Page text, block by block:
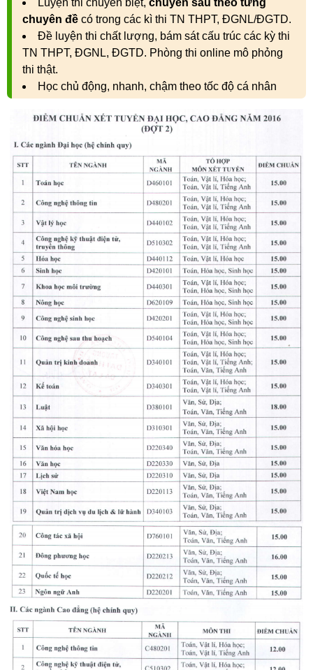
Luyện thi chuyên biệt, chuyên sâu theo từng
chuyên đề có trong các kì thi TN THPT, ĐGNL/ĐGTD.
Đề luyện thi chất lượng, bám sát cấu trúc các kỳ thi
TN THPT, ĐGNL, ĐGTD. Phòng thi online mô phỏng
thi thật.
Học chủ động, nhanh, chậm theo tốc độ cá nhân